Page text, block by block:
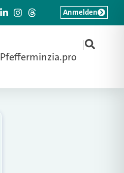
Pfefferminzia.pro
|
Anmelden